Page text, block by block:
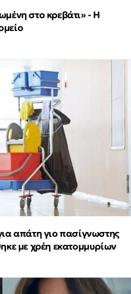
στο κρεβάτι» - Η
απάτη γιο πασίγνωστης
με χρέη εκατομμυρίων